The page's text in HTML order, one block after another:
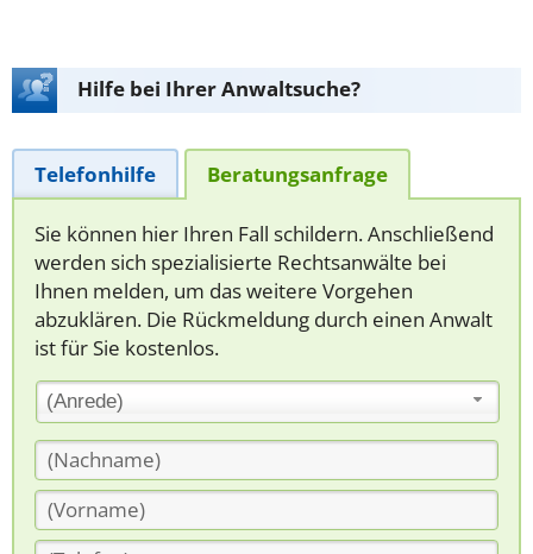
Hilfe bei Ihrer Anwaltsuche?
Telefonhilfe Beratungsanfrage
Sie können hier Ihren Fall schildern. Anschließend
werden sich spezialisierte Rechtsanwälte bei
Ihnen melden, um das weitere Vorgehen
abzuklären. Die Rückmeldung durch einen Anwalt
ist für Sie kostenlos.
(Anrede)